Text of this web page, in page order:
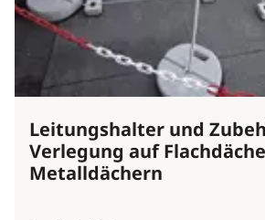
Leitungshalter und
Verlegung auf
Metalldächern